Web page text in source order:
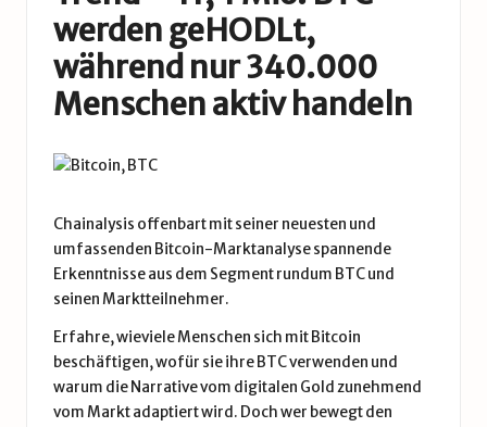
werden geHODLt,
während nur 340.000
Menschen aktiv handeln
Chainalysis offenbart mit seiner neuesten und
umfassenden Bitcoin-Marktanalyse spannende
Erkenntnisse aus dem Segment rundum BTC und
seinen Marktteilnehmer.
Erfahre, wieviele Menschen sich mit Bitcoin
beschäftigen, wofür sie ihre BTC verwenden und
warum die Narrative vom digitalen Gold zunehmend
vom Markt adaptiert wird. Doch wer bewegt den